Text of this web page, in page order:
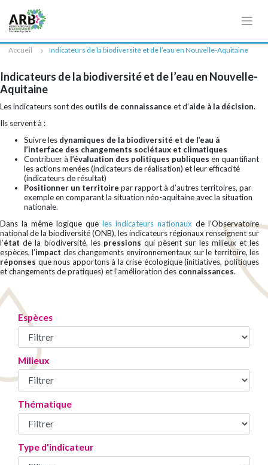
Accueil Indicateurs de la biodiversité et de l’eau en Nouvelle-Aquitaine
Indicateurs de la biodiversité et de l’eau en Nouvelle-
Aquitaine
Les indicateurs sont des outils de connaissance et d’aide à la décision.
Ils servent à :
Suivre les dynamiques de la biodiversité et de l’eau à
l’interface des changements sociétaux et climatiques
Contribuer à l’évaluation des politiques publiques en quantifiant
les actions menées (indicateurs de réalisation) et leur efficacité
(indicateurs de résultat)
Positionner un territoire par rapport à d’autres territoires, par
exemple en comparant la situation néo-aquitaine avec la situation
nationale.
Dans la même logique que les indicateurs nationaux de l’Observatoire
national de la biodiversité (ONB), les indicateurs régionaux renseignent sur
l’état de la biodiversité, les pressions qui pèsent sur les milieux et les
espèces, l’impact des changements environnementaux sur le territoire, les
réponses que nous apportons à la crise écologique (initiatives, politiques
et changements de pratiques) et l’amélioration des connaissances.
Espèces
Milieux
Thématique
Type d'indicateur